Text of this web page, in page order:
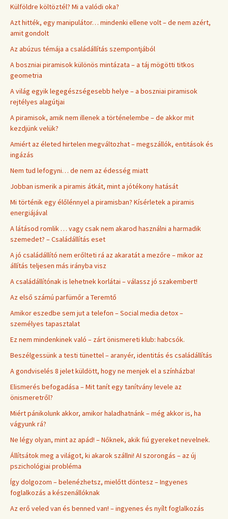
Külföldre költöztél? Mi a valódi oka?
Azt hitték, egy manipulátor… mindenki ellene volt – de nem azért,
amit gondolt
Az abúzus témája a családállítás szempontjából
A boszniai piramisok különös mintázata – a táj mögötti titkos
geometria
A világ egyik legegészségesebb helye – a boszniai piramisok
rejtélyes alagútjai
A piramisok, amik nem illenek a történelembe – de akkor mit
kezdjünk velük?
Amiért az életed hirtelen megváltozhat – megszállók, entitások és
ingázás
Nem tud lefogyni… de nem az édesség miatt
Jobban ismerik a piramis átkát, mint a jótékony hatását
Mi történik egy élőlénnyel a piramisban? Kísérletek a piramis
energiájával
A látásod romlik … vagy csak nem akarod használni a harmadik
szemedet? – Családállítás eset
A jó családállító nem erőlteti rá az akaratát a mezőre – mikor az
állítás teljesen más irányba visz
A családállítónak is lehetnek korlátai – válassz jó szakembert!
Az első számú parfümőr a Teremtő
Amikor eszedbe sem jut a telefon – Social media detox –
személyes tapasztalat
Ez nem mindenkinek való – zárt önismereti klub: habcsók.
Beszélgessünk a testi tünettel – aranyér, identitás és családállítás
A gondviselés 8 jelet küldött, hogy ne menjek el a színházba!
Elismerés befogadása – Mit tanít egy tanítvány levele az
önismeretről?
Miért pánikolunk akkor, amikor haladhatnánk – még akkor is, ha
vágyunk rá?
Ne légy olyan, mint az apád! – Nőknek, akik fiú gyereket nevelnek.
Állítsátok meg a világot, ki akarok szállni! AI szorongás – az új
pszichológiai probléma
Így dolgozom – belenézhetsz, mielőtt döntesz – Ingyenes
foglalkozás a készenállóknak
Az erő veled van és benned van! – ingyenes és nyílt foglalkozás